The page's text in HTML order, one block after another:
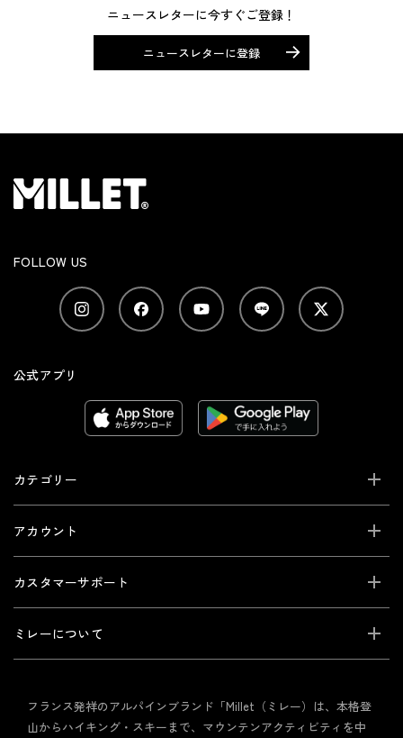
ニュースレターに今すぐご登録！
ニュースレターに登録
FOLLOW US
公式アプリ
カテゴリー
アカウント
カスタマーサポート
ミレーについて
フランス発祥のアルパインブランド「Millet（ミレー）は、本格登
山からハイキング・スキーまで、マウンテンアクティビティを中